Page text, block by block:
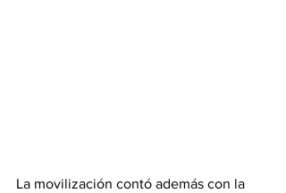
La movilización contó además con la